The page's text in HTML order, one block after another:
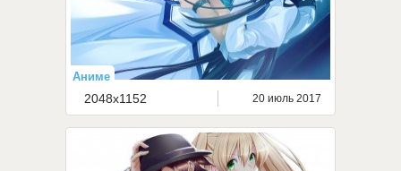
Аниме
2048x1152 20 июль 2017